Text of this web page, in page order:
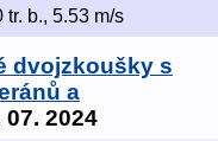
tr. b., 5.53 m/s
dvojzkoušky s
a
07. 2024